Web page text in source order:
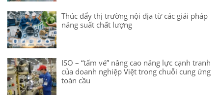
Thúc đẩy thị trường nội địa từ các giải pháp
năng suất chất lượng
ISO – “tấm vé” nâng cao năng lực cạnh tranh
của doanh nghiệp Việt trong chuỗi cung ứng
toàn cầu